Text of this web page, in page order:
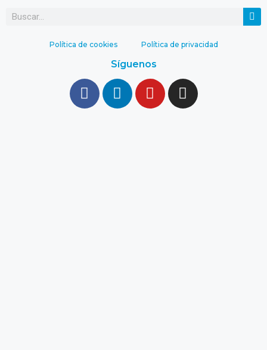
Política de cookies Política de privacidad
Síguenos